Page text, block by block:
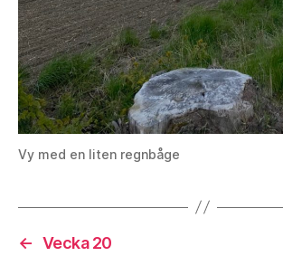
Vy med en liten regnbåge
← Vecka 20